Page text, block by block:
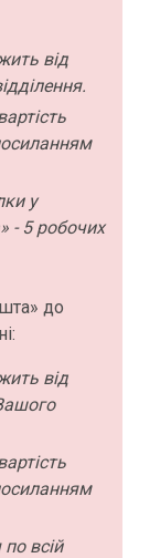
від
у
- 5 робочих
до
від
всій